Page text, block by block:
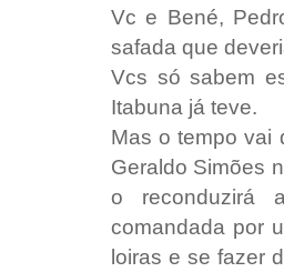
Vc e Bené,
safada que
Vcs só sabem
Itabuna já teve.
Mas o tempo vai
Geraldo Simões
o reconduzirá
comandada por
loiras e se fazer